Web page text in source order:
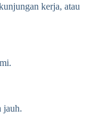
kerja, atau
jauh.